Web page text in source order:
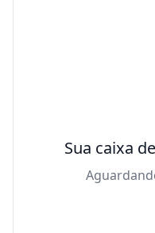
Sua caixa